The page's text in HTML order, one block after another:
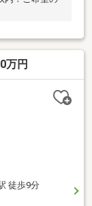
万円
徒歩9分